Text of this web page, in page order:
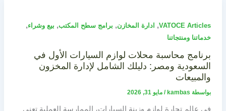
VATOCE Articles
, ادارة المخازن, برامج سطح المكتب, بيع وشراء,
خدماتنا ومنتجاتنا
برنامج محاسبة محلات لوازم السيارات الأول في
السعودية ومصر: دليلك الشامل لإدارة المخزون
والمبيعات
بواسطة kambas
/ مايو 31, 2026
في عالم تجارة لوازم وزينة السيارات، الممارسة العملية تعني